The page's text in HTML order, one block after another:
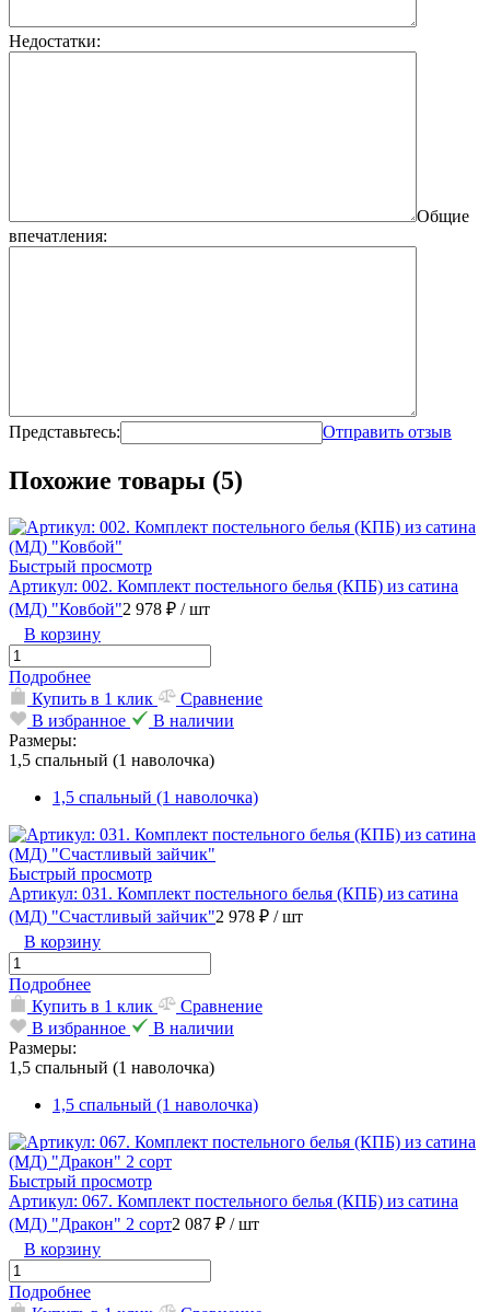
Недостатки:
Общие
впечатления:
Представьтесь: Отправить отзыв
Похожие товары (5)
Быстрый просмотр
Артикул: 002. Комплект постельного белья (КПБ) из сатина
(МД) "Ковбой"2 978 ₽ / шт
В корзину
Подробнее
Купить в 1 клик
Сравнение
В избранное
В наличии
Размеры:
1,5 спальный (1 наволочка)
1,5 спальный (1 наволочка)
Быстрый просмотр
Артикул: 031. Комплект постельного белья (КПБ) из сатина
(МД) "Счастливый зайчик"2 978 ₽ / шт
В корзину
Подробнее
Купить в 1 клик
Сравнение
В избранное
В наличии
Размеры:
1,5 спальный (1 наволочка)
1,5 спальный (1 наволочка)
Быстрый просмотр
Артикул: 067. Комплект постельного белья (КПБ) из сатина
(МД) "Дракон" 2 сорт2 087 ₽ / шт
В корзину
Подробнее